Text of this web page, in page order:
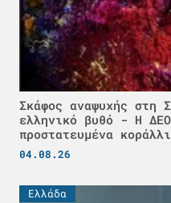
Σκάφος αναψυχής στη
ελληνικό βυθό - H
προστατευμένα
04.08.26
Ελλάδα